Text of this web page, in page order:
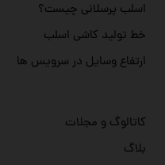
کاتالوگ و مجلات
بلاگ
اسلب پرسلانی چیست؟
خط تولید کاشی اسلب
ارتفاع وسایل در سرویس ها